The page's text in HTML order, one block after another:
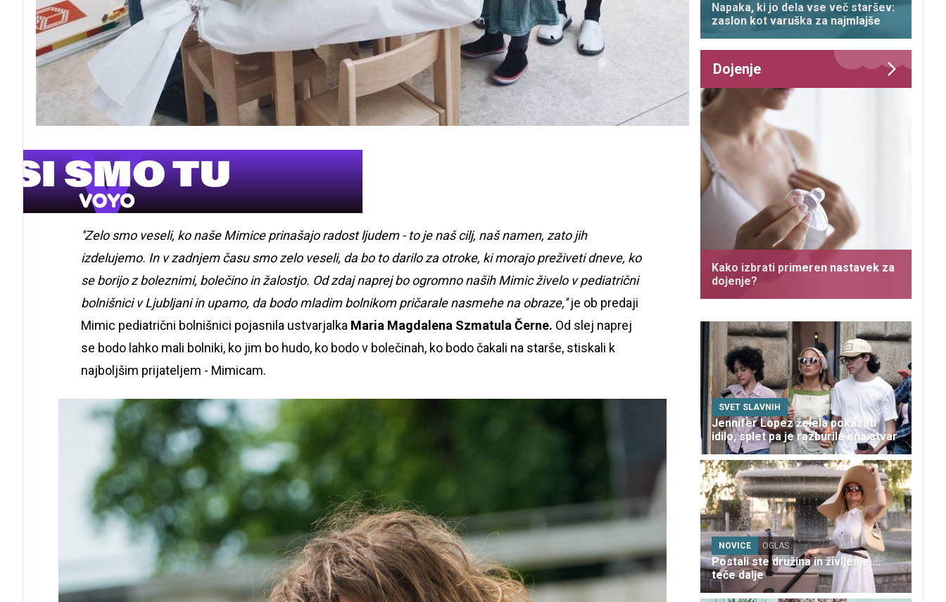
''Zelo smo veseli, ko naše Mimice prinašajo radost ljudem - to je naš cilj, naš namen, zato jih
izdelujemo. In v zadnjem času smo zelo veseli, da bo to darilo za otroke, ki morajo preživeti dneve, ko
se borijo z boleznimi, bolečino in žalostjo. Od zdaj naprej bo ogromno naših Mimic živelo v pediatrični
bolnišnici v Ljubljani in upamo, da bodo mladim bolnikom pričarale nasmehe na obraze,''je ob predaji
Mimic pediatrični bolnišnici pojasnila ustvarjalka Maria Magdalena Szmatula Černe. Od slej naprej
se bodo lahko mali bolniki, ko jim bo hudo, ko bodo v bolečinah, ko bodo čakali na starše, stiskali k
najboljšim prijateljem - Mimicam.
Napaka, ki jo dela vse več staršev:
zaslon kot varuška za najmlajše
Dojenje
Kako izbrati primeren nastavek za
dojenje?
SVET SLAVNIH
Jennifer Lopez želela pokazati
idilo, splet pa je razburila ena stvar
NOVICE OGLAS
Postali ste družina in življenje ...
teče dalje